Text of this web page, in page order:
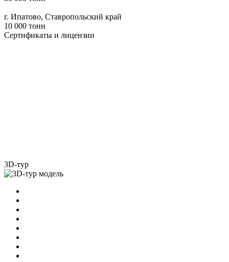
г. Ипатово, Ставропольский край
10 000 тонн
Сертификаты и лицензии
3D-тур